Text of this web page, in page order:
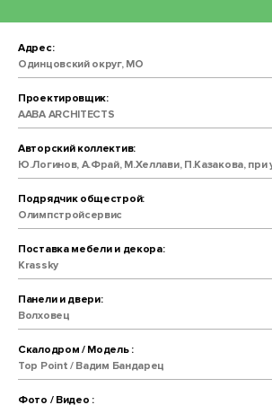
Адрес:
Одинцовский округ, МО
Проектировщик:
AABA ARCHITECTS
Авторский коллектив:
Ю.Логинов, А.Фрай, М.Хеллави, П.Казакова, при
Подрядчик общестрой:
Олимпстройсервис
Поставка мебели и декора:
Krassky
Панели и двери:
Волховец
Скалодром / Модель :
Top Point / Вадим Бандарец
Фото / Видео :